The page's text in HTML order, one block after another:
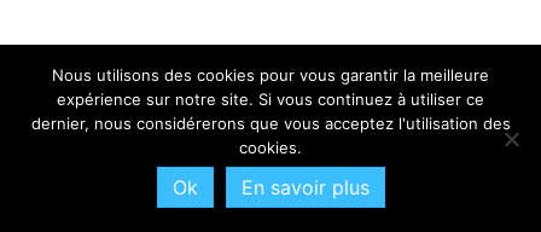
Nous utilisons des cookies pour vous garantir la meilleure
expérience sur notre site. Si vous continuez à utiliser ce
dernier, nous considérerons que vous acceptez l'utilisation des
cookies.
Ok En savoir plus